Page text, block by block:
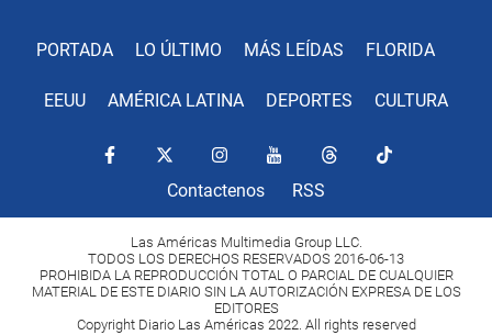
PORTADA LO ÚLTIMO MÁS LEÍDAS FLORIDA
EEUU AMÉRICA LATINA DEPORTES CULTURA
Contactenos RSS
Las Américas Multimedia Group LLC.
TODOS LOS DERECHOS RESERVADOS 2016-06-13
PROHIBIDA LA REPRODUCCIÓN TOTAL O PARCIAL DE CUALQUIER
MATERIAL DE ESTE DIARIO SIN LA AUTORIZACIÓN EXPRESA DE LOS
EDITORES
Copyright Diario Las Américas 2022. All rights reserved